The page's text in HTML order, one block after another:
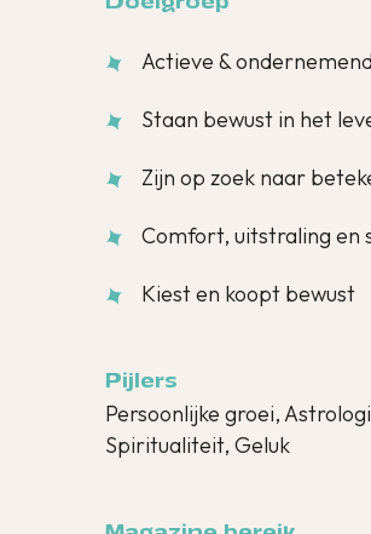
Actieve &
Staan bewust in het
Zijn op zoek naar
Comfort, uitstraling en
Kiest en koopt bewust
Pijlers
Persoonlijke groei,
Spiritualiteit, Geluk